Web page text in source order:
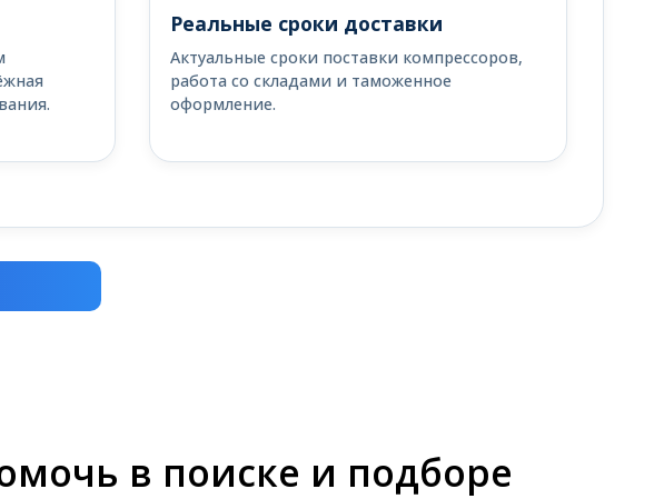
Реальные сроки доставки
Актуальные сроки поставки компрессоров,
работа со складами и таможенное
оформление.
в поиске и подборе